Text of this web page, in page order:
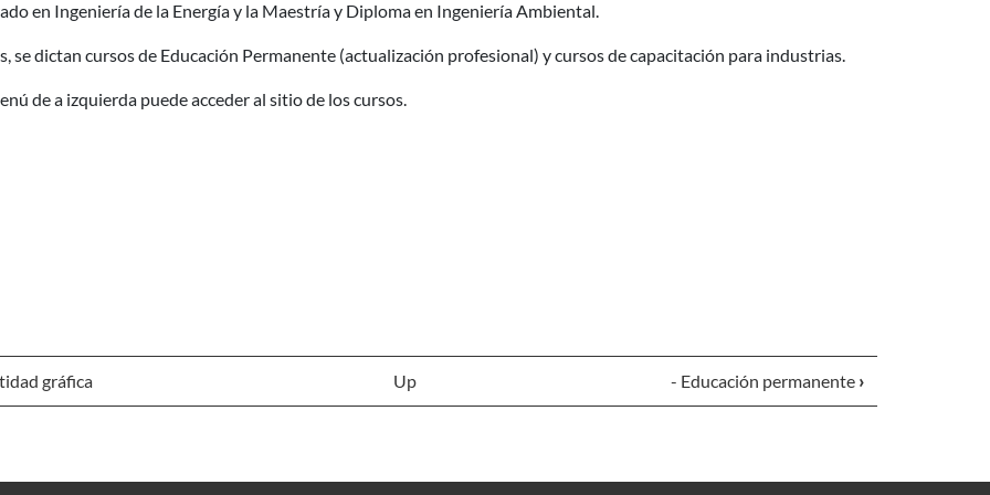
en Ingeniería de la Energía y la Maestría y Diploma en Ingeniería Ambiental.
se dictan cursos de Educación Permanente (actualización profesional) y cursos de capacitación para industrias.
de a izquierda puede acceder al sitio de los cursos.
gráfica Up - Educación permanente ›